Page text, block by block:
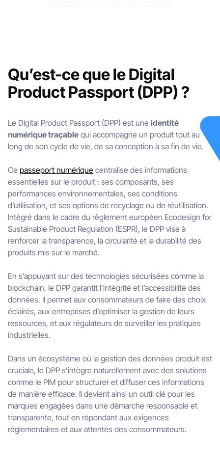
Qu’est-ce que le Digital
Product Passport (DPP) ?
Le Digital Product Passport (DPP) est une identité
numérique traçable qui accompagne un produit tout au
long de son cycle de vie, de sa conception à sa fin de vie.
Ce passeport numérique centralise des informations
essentielles sur le produit : ses composants, ses
performances environnementales, ses conditions
d’utilisation, et ses options de recyclage ou de réutilisation.
Intégré dans le cadre du règlement européen Ecodesign for
Sustainable Product Regulation (ESPR), le DPP vise à
renforcer la transparence, la circularité et la durabilité des
produits mis sur le marché.
En s’appuyant sur des technologies sécurisées comme la
blockchain, le DPP garantit l’intégrité et l’accessibilité des
données. Il permet aux consommateurs de faire des choix
éclairés, aux entreprises d’optimiser la gestion de leurs
ressources, et aux régulateurs de surveiller les pratiques
industrielles.
Dans un écosystème où la gestion des données produit est
cruciale, le DPP s’intègre naturellement avec des solutions
comme le PIM pour structurer et diffuser ces informations
de manière efficace. Il devient ainsi un outil clé pour les
marques engagées dans une démarche responsable et
transparente, tout en répondant aux exigences
réglementaires et aux attentes des consommateurs.